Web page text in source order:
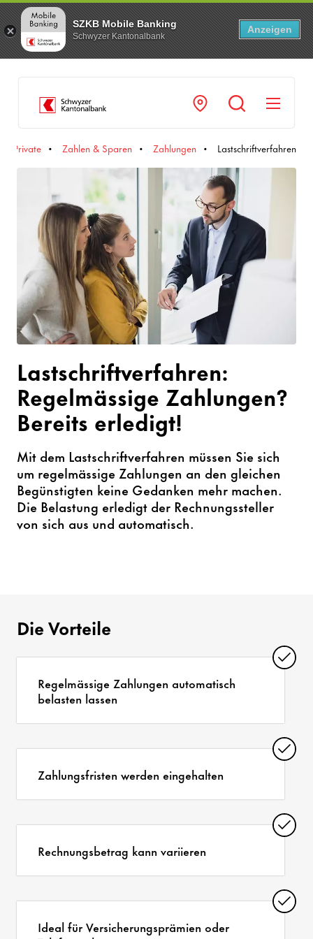
SZKB Mobile Banking
Schwyzer Kantonalbank
Anzeigen
Private Zahlen & Sparen Zahlungen Lastschriftverfahren
Lastschriftverfahren:
Regelmässige Zahlungen?
Bereits erledigt!
Mit dem Lastschriftverfahren müssen Sie sich
um regelmässige Zahlungen an den gleichen
Begünstigten keine Gedanken mehr machen.
Die Belastung erledigt der Rechnungssteller
von sich aus und automatisch.
Die Vorteile
Regelmässige Zahlungen automatisch
belasten lassen
Zahlungsfristen werden eingehalten
Rechnungsbetrag kann variieren
Ideal für Versicherungsprämien oder